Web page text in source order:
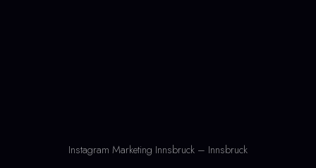
Instagram Marketing Innsbruck – Innsbruck